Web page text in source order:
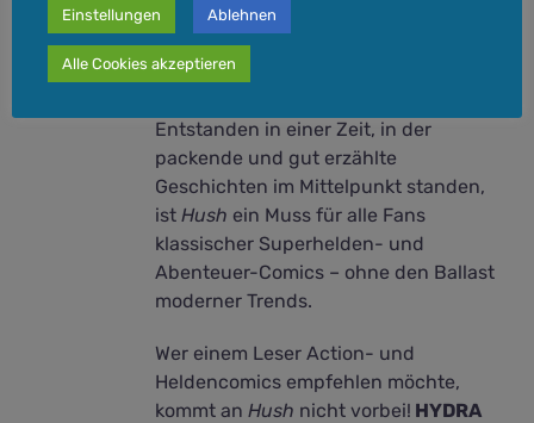
perfekte Mischung aus Action,
Detektivarbeit und psychologischer
Spannung.
Entstanden in einer Zeit, in der
packende und gut erzählte
Geschichten im Mittelpunkt standen,
istHush ein Muss für alle Fans
klassischer Superhelden- und
Abenteuer-Comics – ohne den Ballast
moderner Trends.
Wer einem Leser Action- und
Heldencomics empfehlen möchte,
kommt anHush nicht vorbei! HYDRA
Einstellungen Ablehnen
Alle Cookies akzeptieren